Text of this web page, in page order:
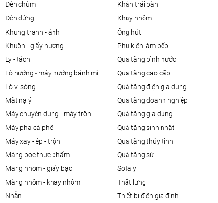
đèn chùm
đèn đứng
khăn trải bàn
khay nhôm
khung tranh - ảnh
khuôn - giấy nướng
ly - tách
lò nướng - máy nướng bánh mì
lò vi sóng
mặt nạ ý
máy chuyên dụng - máy trộn
máy pha cà phê
máy xay - ép - trộn
màng bọc thực phẩm
màng nhôm - giấy bạc
màng nhôm - khay nhôm
nhẫn
ống hút
phụ kiện làm bếp
quà tặng bình nước
quà tặng cao cấp
quà tặng điện gia dụng
quà tặng doanh nghiệp
quà tặng gia dụng
quà tặng sinh nhật
quà tặng thủy tinh
quà tặng sứ
sofa ý
thắt lưng
thiết bị điện gia đình